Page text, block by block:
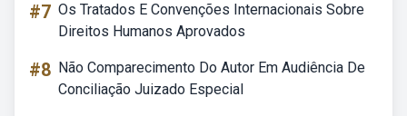
#7 Os Tratados E Convenções Internacionais Sobre
Direitos Humanos Aprovados
#8 Não Comparecimento Do Autor Em Audiência De
Conciliação Juizado Especial